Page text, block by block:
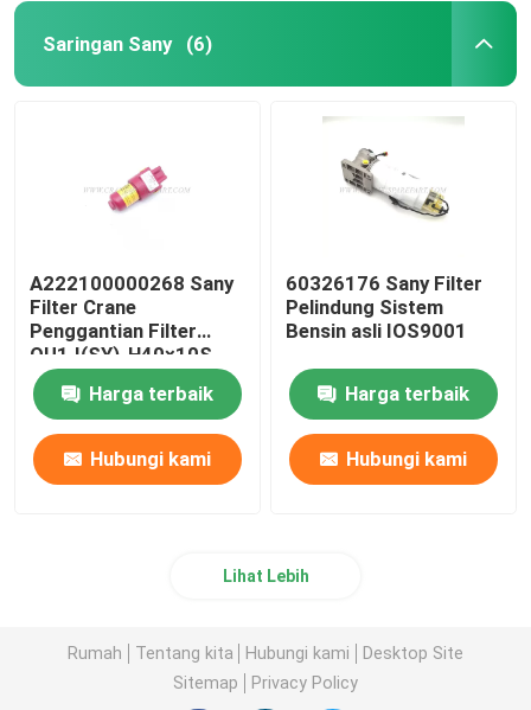
Saringan Sany (6)
A222100000268 Sany
Filter Crane
Penggantian Filter
QU1.I(SY)-H40×10S
Harga terbaik
Hubungi kami
60326176 Sany Filter
Pelindung Sistem
Bensin asli IOS9001
Harga terbaik
Hubungi kami
Lihat Lebih
Rumah Tentang kita Hubungi kami
Desktop Site
Sitemap
Privacy Policy